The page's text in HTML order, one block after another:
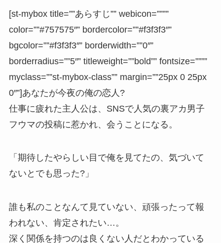
[st-mybox title=””あらすじ”” webicon=””””
color=””#757575″” bordercolor=””#f3f3f3″”
bgcolor=””#f3f3f3″” borderwidth=””0″”
borderradius=””5″” titleweight=””bold”” fontsize=””””
myclass=””st-mybox-class”” margin=””25px 0 25px
0″”]あなたが今夜の俺の恋人?
仕事に疲れた主人公は、SNSで人気の裏アカ男子
フウマの投稿に惹かれ、会うことになる。
「期待したやらしい目で俺を見てたの、気づいて
ないとでも思った?」
誰も私のことなんて見ていない、頑張ったって報
われない、肯定されたい…。
深く関係を持つのは良くない人だとわかっている